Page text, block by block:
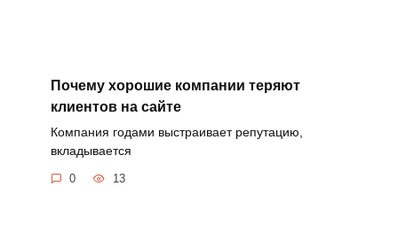
Почему хорошие компании теряют
клиентов на сайте
Компания годами выстраивает репутацию,
вкладывается
0 13